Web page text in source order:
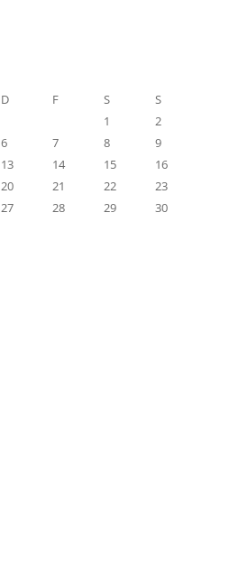
D F S
S
1
2
6 7 8
9
13 14 15
16
20 21 22
23
27 28 29
30